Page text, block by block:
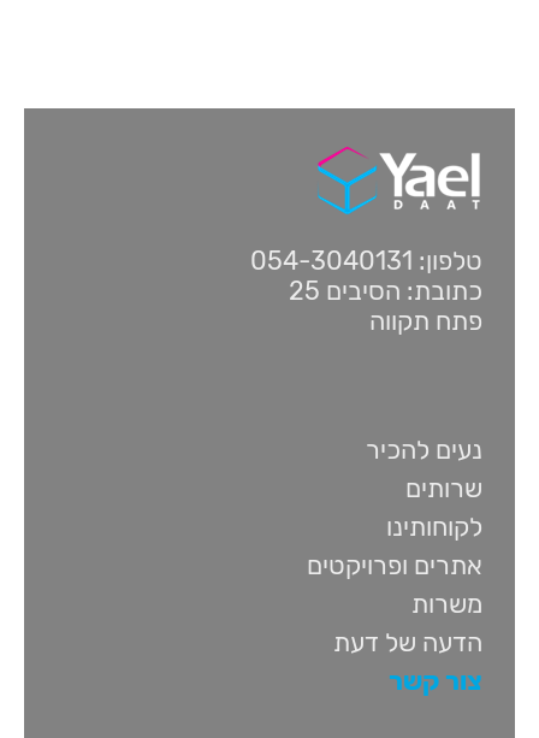
טלפון: 054-3040131
כתובת: הסיבים 25
פתח תקווה
נעים להכיר
שרותים
לקוחותינו
אתרים ופרויקטים
משרות
הדעה של דעת
צור קשר